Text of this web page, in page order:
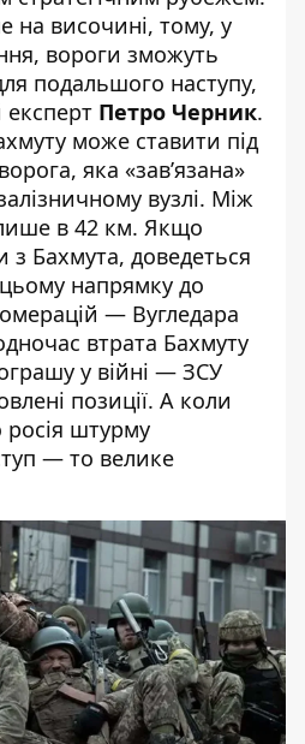
на височині, тому, у
вороги зможуть
подальшого наступу,
Петро Черник.
може ставити під
яка «зав’язана»
вузлі. Між
в 42 км. Якщо
з Бахмута, доведеться
напрямку до
— Вугледара
втрата Бахмуту
у війні — ЗСУ
позиції. А коли
росія штурму
— то велике